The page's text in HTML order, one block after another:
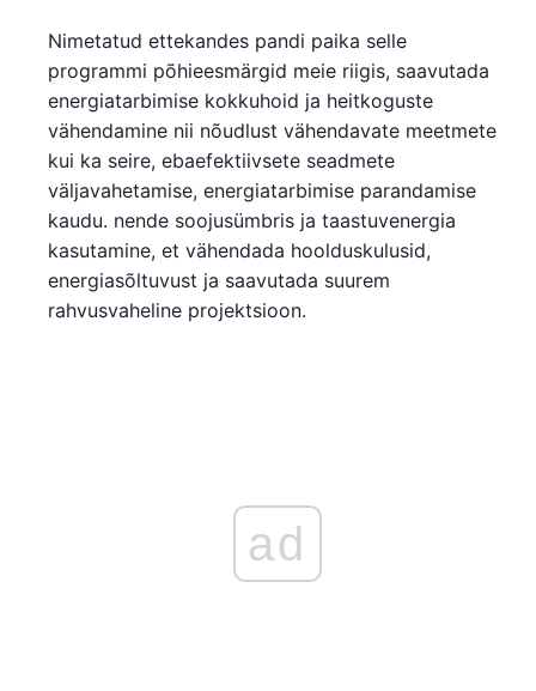
Nimetatud ettekandes pandi paika selle
programmi põhieesmärgid meie riigis, saavutada
energiatarbimise kokkuhoid ja heitkoguste
vähendamine nii nõudlust vähendavate meetmete
kui ka seire, ebaefektiivsete seadmete
väljavahetamise, energiatarbimise parandamise
kaudu. nende soojusümbris ja taastuvenergia
kasutamine, et vähendada hoolduskulusid,
energiasõltuvust ja saavutada suurem
rahvusvaheline projektsioon.
ad